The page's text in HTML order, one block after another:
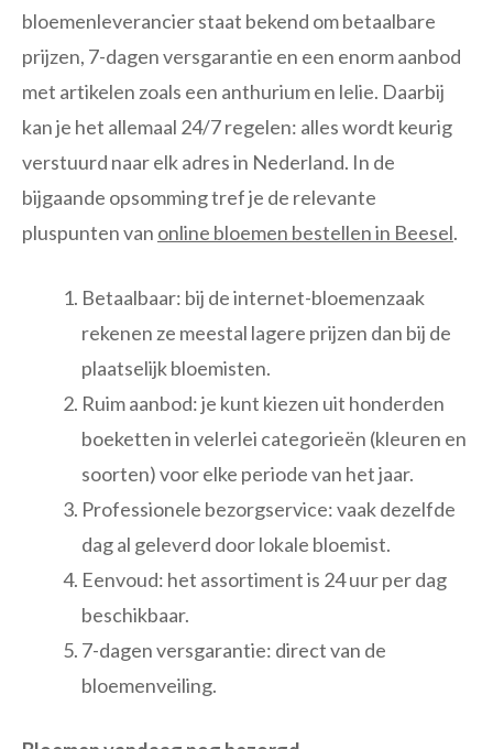
bloemenleverancier staat bekend om betaalbare
prijzen, 7-dagen versgarantie en een enorm aanbod
met artikelen zoals een anthurium en lelie. Daarbij
kan je het allemaal 24/7 regelen: alles wordt keurig
verstuurd naar elk adres in Nederland. In de
bijgaande opsomming tref je de relevante
pluspunten van online bloemen bestellen in Beesel.
Betaalbaar: bij de internet-bloemenzaak
rekenen ze meestal lagere prijzen dan bij de
plaatselijk bloemisten.
Ruim aanbod: je kunt kiezen uit honderden
boeketten in velerlei categorieën (kleuren en
soorten) voor elke periode van het jaar.
Professionele bezorgservice: vaak dezelfde
dag al geleverd door lokale bloemist.
Eenvoud: het assortiment is 24 uur per dag
beschikbaar.
7-dagen versgarantie: direct van de
bloemenveiling.